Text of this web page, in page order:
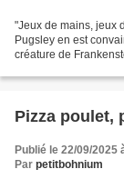
"Jeux de mains, jeux
Pugsley en est
créature de
Pizza poulet,
Publié le 22/09/2025
Par petitbohnium